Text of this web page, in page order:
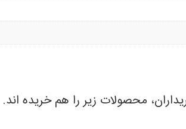
محصولات زیر را هم خریده اند.